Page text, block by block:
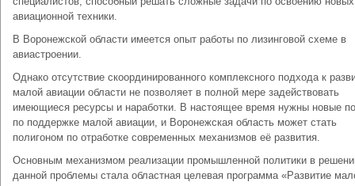
авиационной техники.
В Воронежской области имеется опыт работы по лизинговой схеме в
авиастроении.
Однако отсутствие скоординированного комплексного подхода к
малой авиации области не позволяет в полной мере задействовать
имеющиеся ресурсы и наработки. В настоящее время нужны новые
по поддержке малой авиации, и Воронежская область может стать
полигоном по отработке современных механизмов её развития.
Основным механизмом реализации промышленной политики в
данной проблемы стала областная целевая программа «Развитие